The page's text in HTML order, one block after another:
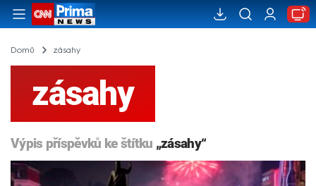
Domů zásahy
zásahy
Výpis příspěvků ke štítku „zásahy“